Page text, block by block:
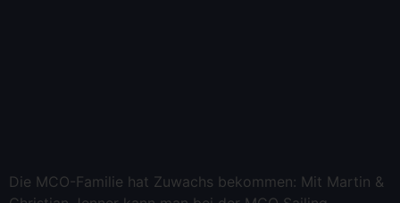
Die MCO-Familie hat Zuwachs bekommen: Mit Martin &